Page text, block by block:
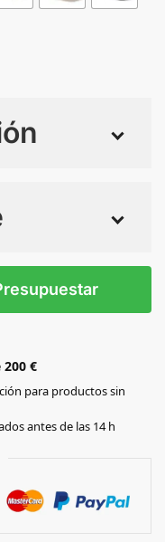
€
para productos sin
antes de las 14 h